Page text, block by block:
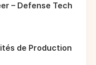
– Defense Tech
de Production